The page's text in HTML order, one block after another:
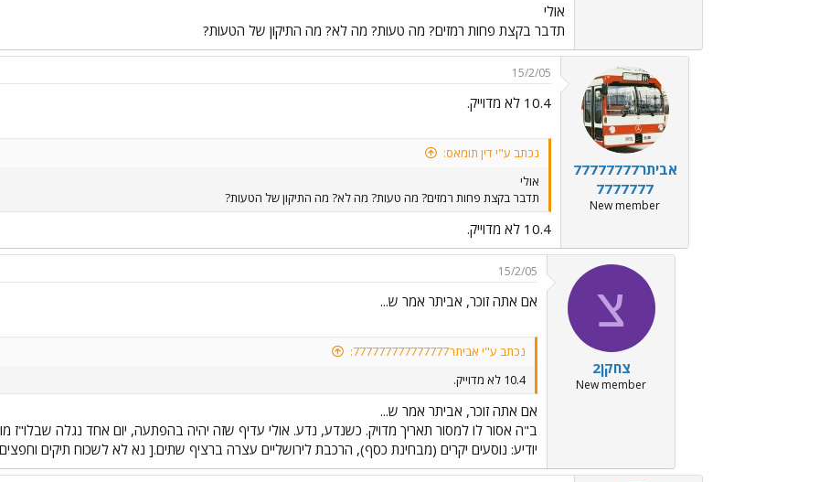
אולי
תדבר בקצת פחות רמזים? מה טעות? מה לא? מה התיקון של הטעות?
אביתר77777777
7777777
New member
15/2/05
10.4 לא מדוייק.
נכתב ע"י דין תומאס:
אולי
תדבר בקצת פחות רמזים? מה טעות? מה לא? מה התיקון של הטעות?
10.4 לא מדוייק.
צ
צחקן2
New member
15/2/05
אם אתה זוכר, אביתר אמר ש...
נכתב ע"י אביתר777777777777777:
10.4 לא מדוייק.
אם אתה זוכר, אביתר אמר ש...
יודיע: נוסעים יקרים (מבחינת כסף), הרכבת לירושליים עצרה ברציף שתים.[ נא לא לשכוח תיקים